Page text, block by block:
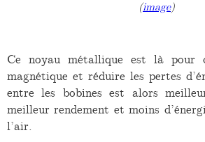
(image)
Ce noyau métallique est là pour
magnétique et réduire les pertes
entre les bobines est alors
meilleur rendement et moins
l’air.